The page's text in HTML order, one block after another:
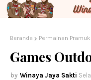
Beranda Permainan
Games
Winaya Jaya Sakti